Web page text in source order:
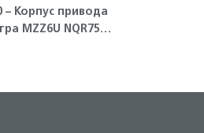
– Корпус привода
MZZ6U NQR75